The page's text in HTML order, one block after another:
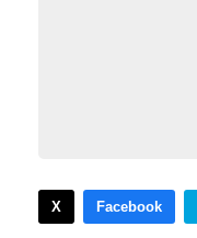
X Facebook